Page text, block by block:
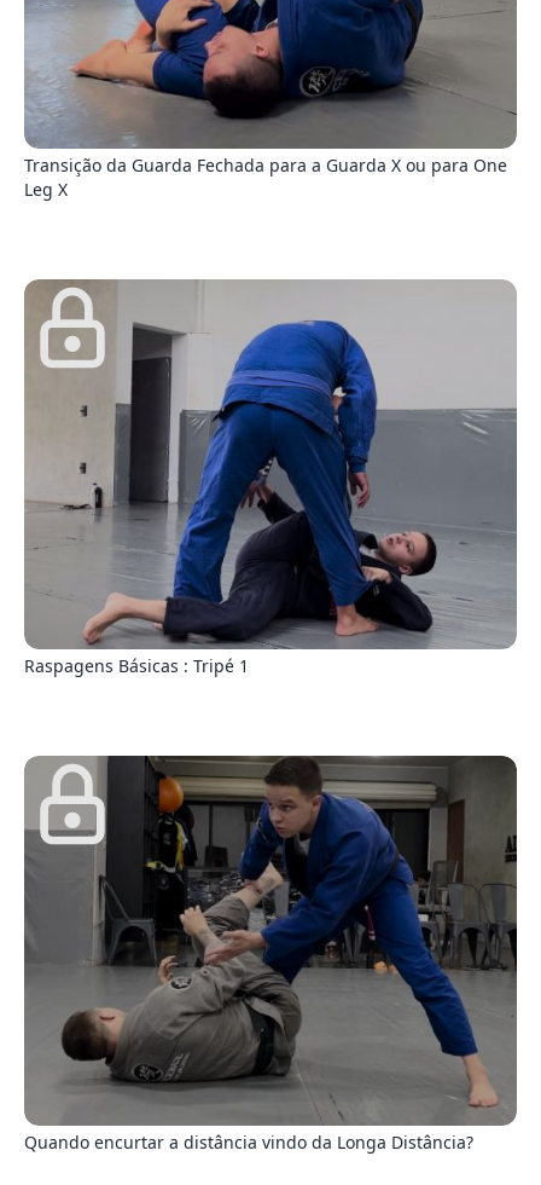
Transição da Guarda Fechada para a Guarda X ou para One
Leg X
Raspagens Básicas : Tripé 1
Quando encurtar a distância vindo da Longa Distância?